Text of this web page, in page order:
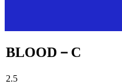
BLOOD－C
2.5